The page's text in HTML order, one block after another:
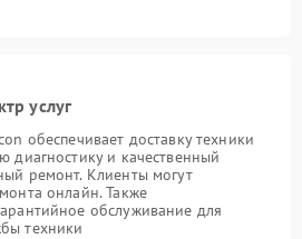
услуг
обеспечивает доставку техники
диагностику и качественный
ремонт. Клиенты могут
онлайн. Также
обслуживание для
техники